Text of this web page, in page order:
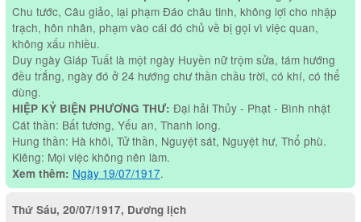
Chu tước, Câu giảo, lại phạm Đáo châu tinh, không lợi cho nhập
trạch, hôn nhân, phạm vào cái đó chủ về bị gọi vì việc quan,
không xấu nhiều.
Duy ngày Giáp Tuất là một ngày Huyền nữ trộm sửa, tám hướng
đều trắng, ngày đó ở 24 hướng chư thần chầu trời, có khí, có thể
dùng.
HIỆP KỶ BIỆN PHƯƠNG THƯ: Đại hải Thủy - Phạt - Bình nhật
Cát thần: Bất tương, Yếu an, Thanh long.
Hung thần: Hà khôi, Tử thần, Nguyệt sát, Nguyệt hư, Thổ phù.
Kiêng: Mọi việc không nên làm.
Xem thêm: Ngày 19/07/1917.
Thứ Sáu, 20/07/1917, Dương lịch